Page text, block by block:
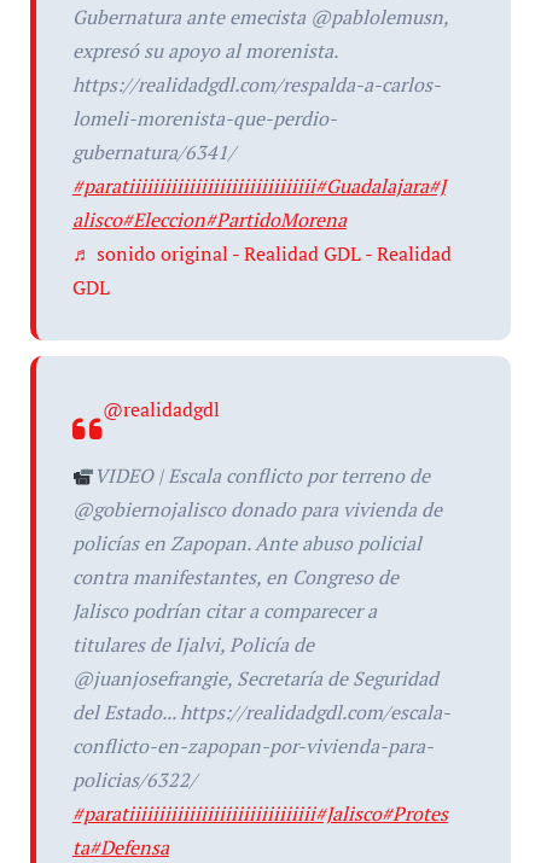
Gubernatura ante emecista @pablolemusn,
expresó su apoyo al morenista.
https://realidadgdl.com/respalda-a-carlos-
lomeli-morenista-que-perdio-
gubernatura/6341/
#paratiiiiiiiiiiiiiiiiiiiiiiiiiiiiiii#Guadalajara#J
alisco#Eleccion#PartidoMorena
♬ sonido original - Realidad GDL - Realidad
GDL
@realidadgdl
VIDEO | Escala conflicto por terreno de
@gobiernojalisco donado para vivienda de
policías en Zapopan. Ante abuso policial
contra manifestantes, en Congreso de
Jalisco podrían citar a comparecer a
titulares de Ijalvi, Policía de
@juanjosefrangie, Secretaría de Seguridad
del Estado... https://realidadgdl.com/escala-
conflicto-en-zapopan-por-vivienda-para-
policias/6322/
#paratiiiiiiiiiiiiiiiiiiiiiiiiiiiiiii#Jalisco#Protes
ta#Defensa